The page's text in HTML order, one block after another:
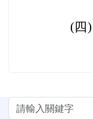
(四)
左邊區域內容